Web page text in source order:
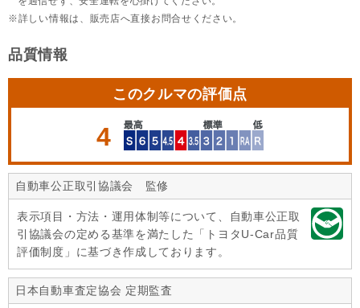
詳しい情報は、販売店へ直接お問合せください。
品質情報
このクルマの評価点
4
自動車公正取引協議会 監修
表示項目・方法・運用体制等について、自動車公正取
引協議会の定める基準を満たした「トヨタU-Car品質
評価制度」に基づき作成しております。
日本自動車査定協会 定期監査